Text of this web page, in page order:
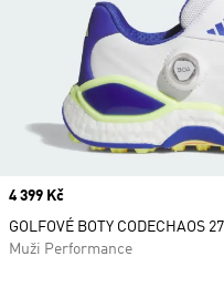
Price
4 399 Kč
GOLFOVÉ BOTY CODECHAOS
Muži Performance